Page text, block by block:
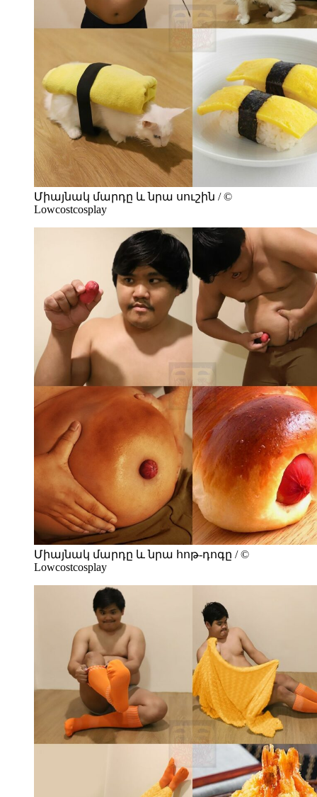
Միայնակ մարդը և նրա սուշին / ©
Lowcostcosplay
Միայնակ մարդը և նրա հոթ-դոգը / ©
Lowcostcosplay